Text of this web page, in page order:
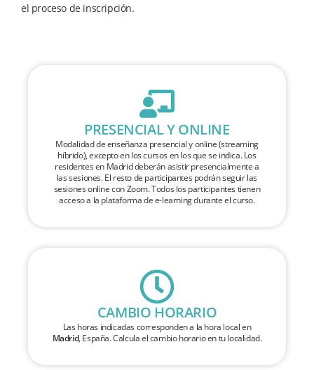
el proceso de inscripción.
PRESENCIAL Y ONLINE
Modalidad de enseñanza presencial y online (streaming
híbrido), excepto en los cursos en los que se indica. Los
residentes en Madrid deberán asistir presencialmente a
las sesiones. El resto de participantes podrán seguir las
sesiones online con Zoom. Todos los participantes tienen
acceso a la plataforma de e-learning durante el curso.
CAMBIO HORARIO
Las horas indicadas corresponden a la hora local en
Madrid, España. Calcula el cambio horario en tu localidad.